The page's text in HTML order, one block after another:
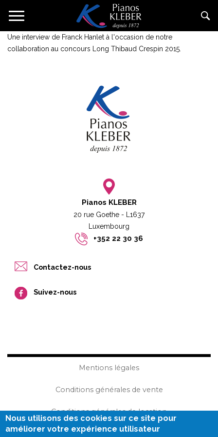
principal
Toggle
Une interview de Franck Hanlet à l'occasion de notre
collaboration au concours Long Thibaud Crespin 2015.
Pianos KLEBER
20 rue Goethe - L1637
Luxembourg​​
+352 22 30 36
Contactez-nous
Suivez-nous
Mentions légales
Conditions générales de vente
Conditions générales de location
Plan du site
Nous utilisons des cookies sur ce site pour
améliorer votre expérience utilisateur